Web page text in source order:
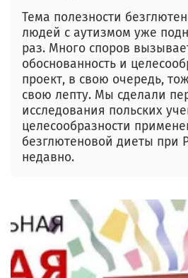
Тема полезности
людей с аутизмом уже
раз. Много споров
обоснованность и
проект, в свою очередь,
свою лепту. Мы сделали
исследования польских
целесообразности
безглютеновой диеты при
недавно.